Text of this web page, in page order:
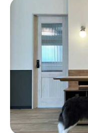
#300万円以下